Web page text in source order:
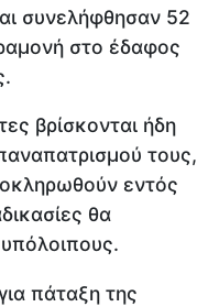
συνελήφθησαν 52
στο έδαφος
βρίσκονται ήδη
τους,
εντός
θα
πάταξη της